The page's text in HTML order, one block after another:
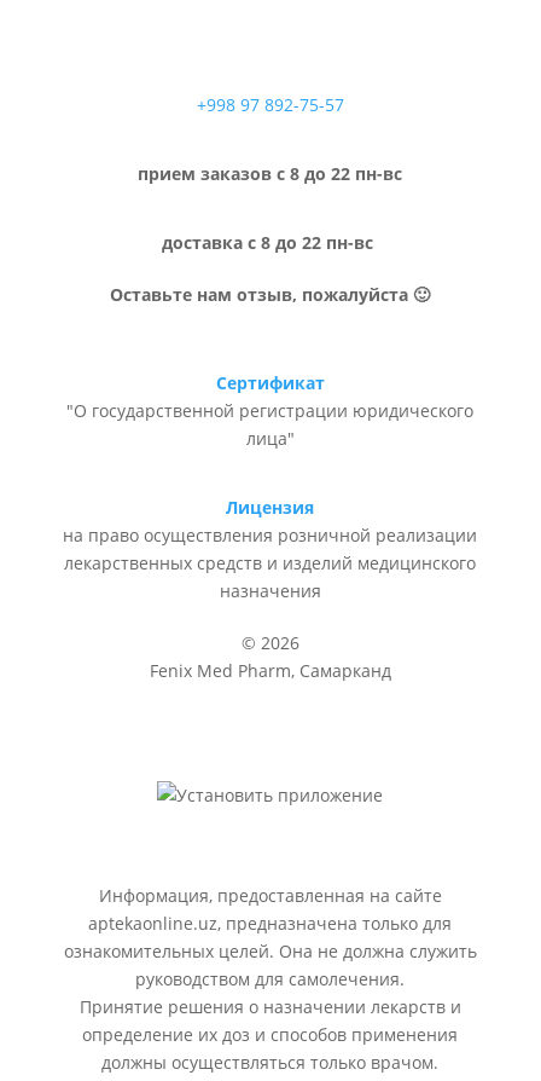
+998 97 892-75-57
прием заказов с 8 до 22 пн-вс
доставка с 8 до 22 пн-вс
Оставьте нам отзыв, пожалуйста 🙂
Сертификат
"О государственной регистрации юридического
лица"
Лицензия
на право осуществления розничной реализации
лекарственных средств и изделий медицинского
назначения
© 2026
Fenix Med Pharm, Самарканд
Информация, предоставленная на сайте
aptekaonline.uz, предназначена только для
ознакомительных целей. Она не должна служить
руководством для самолечения.
Принятие решения о назначении лекарств и
определение их доз и способов применения
должны осуществляться только врачом.